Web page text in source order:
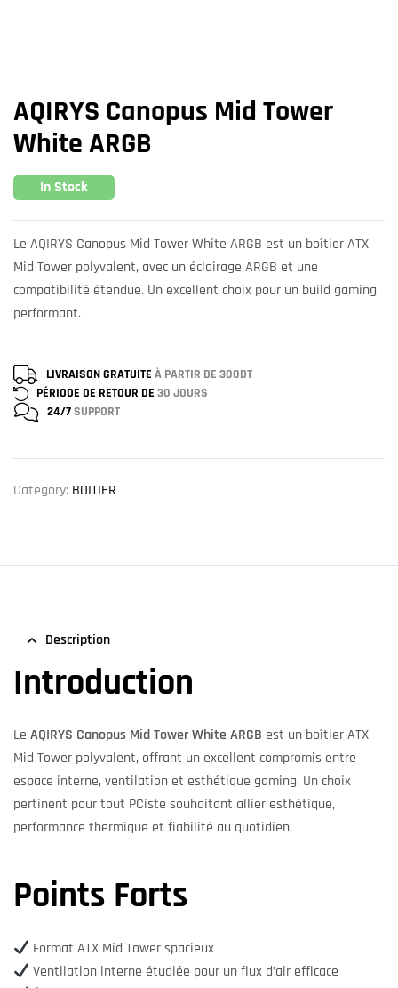
AQIRYS Canopus Mid Tower
White ARGB
In Stock
Le AQIRYS Canopus Mid Tower White ARGB est un boîtier ATX
Mid Tower polyvalent, avec un éclairage ARGB et une
compatibilité étendue. Un excellent choix pour un build gaming
performant.
LIVRAISON GRATUITE À PARTIR DE 300DT
PÉRIODE DE RETOUR DE 30 JOURS
24/7SUPPORT
Category: BOITIER
Description
Introduction
Le AQIRYS Canopus Mid Tower White ARGB est un boîtier ATX
Mid Tower polyvalent, offrant un excellent compromis entre
espace interne, ventilation et esthétique gaming. Un choix
pertinent pour tout PCiste souhaitant allier esthétique,
performance thermique et fiabilité au quotidien.
Points Forts
Format ATX Mid Tower spacieux
Ventilation interne étudiée pour un flux d’air efficace